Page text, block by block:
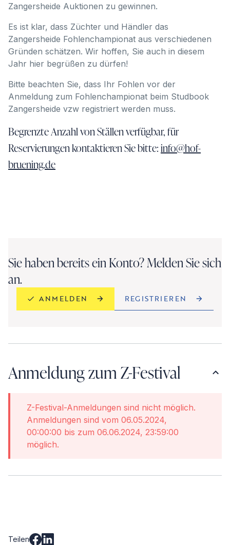
Zangersheide Auktionen zu gewinnen.
Es ist klar, dass Züchter und Händler das
Zangersheide Fohlenchampionat aus verschiedenen
Gründen schätzen. Wir hoffen, Sie auch in diesem
Jahr hier begrüßen zu dürfen!
Bitte beachten Sie, dass Ihr Fohlen vor der
Anmeldung zum Fohlenchampionat beim Studbook
Zangersheide vzw registriert werden muss.
Begrenzte Anzahl von Ställen verfügbar, für
Reservierungen kontaktieren Sie bitte:info@hof-
bruening.de
Sie haben bereits ein Konto? Melden Sie sich
an.
ANMELDEN REGISTRIEREN
Anmeldung zum Z-Festival
Z-Festival-Anmeldungen sind nicht möglich.
Anmeldungen sind vom 06.05.2024,
00:00:00 bis zum 06.06.2024, 23:59:00
möglich.
Teilen